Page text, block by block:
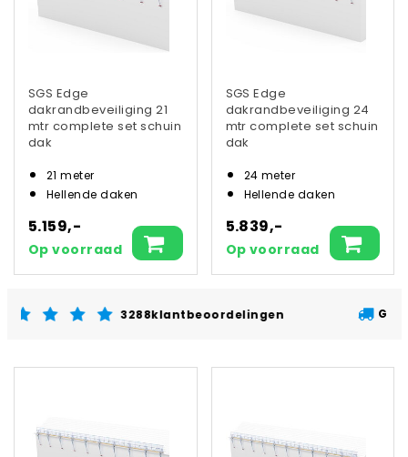
SGS Edge
dakrandbeveiliging 21
mtr complete set schuin
dak
21 meter
Hellende daken
5.159,-
Op voorraad
SGS Edge
dakrandbeveiliging 24
mtr complete set schuin
dak
24 meter
Hellende daken
5.839,-
Op voorraad
klantbeoordelingen Gratis verzending vanaf